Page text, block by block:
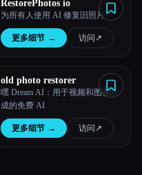
RestorePhotos io
为所有人使用 AI 修复旧照片
更多细节 → 访问 ↗︎
old photo restorer
嘿 Dream AI：用于视频和图像生
成的免费 AI
更多细节 → 访问 ↗︎